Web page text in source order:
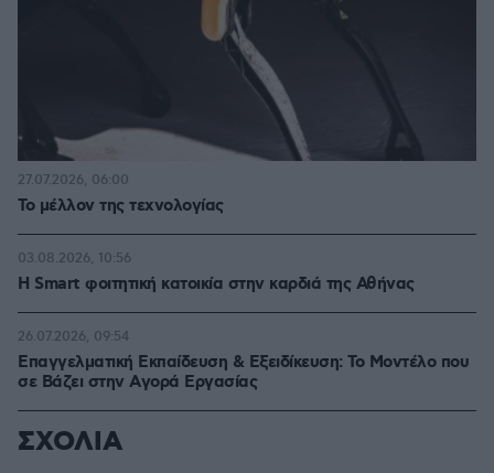
Το μέλλον της τεχνολογίας
27.07.2026, 06:00
Η Smart φοιτητική κατοικία στην καρδιά της Αθήνας
03.08.2026, 10:56
Επαγγελματική Εκπαίδευση & Εξειδίκευση: Το Mοντέλο που
σε Bάζει στην Aγορά Eργασίας
26.07.2026, 09:54
ΣΧΟΛΙΑ